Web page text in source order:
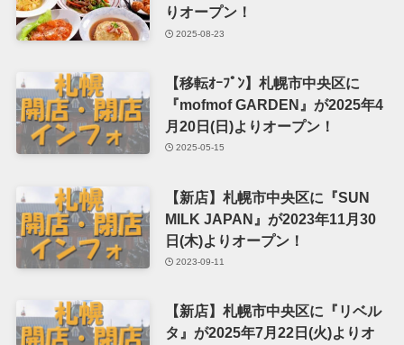
りオープン！
2025-08-23
【移転ｵｰﾌﾟﾝ】札幌市中央区に
『mofmof GARDEN』が2025年4
月20日(日)よりオープン！
2025-05-15
【新店】札幌市中央区に『SUN
MILK JAPAN』が2023年11月30
日(木)よりオープン！
2023-09-11
【新店】札幌市中央区に『リベル
タ』が2025年7月22日(火)よりオ